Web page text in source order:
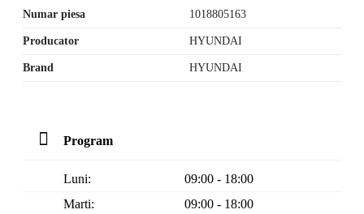
Numar piesa 1018805163
Producator HYUNDAI
Brand HYUNDAI
Program
Luni:
09:00 - 18:00
Marti:
09:00 - 18:00